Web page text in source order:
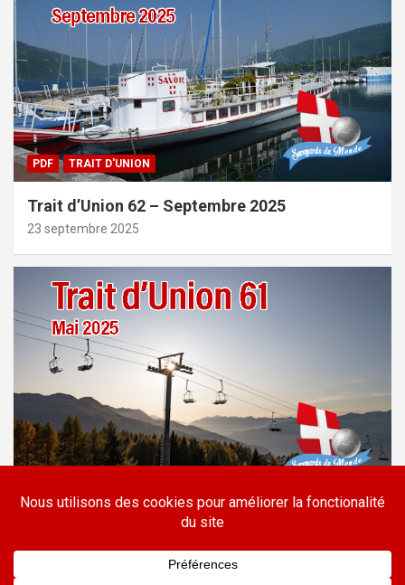
PDF TRAIT D'UNION
Trait d’Union 62 – Septembre 2025
23 septembre 2025
Trait d’Union 61 – Mai 2025